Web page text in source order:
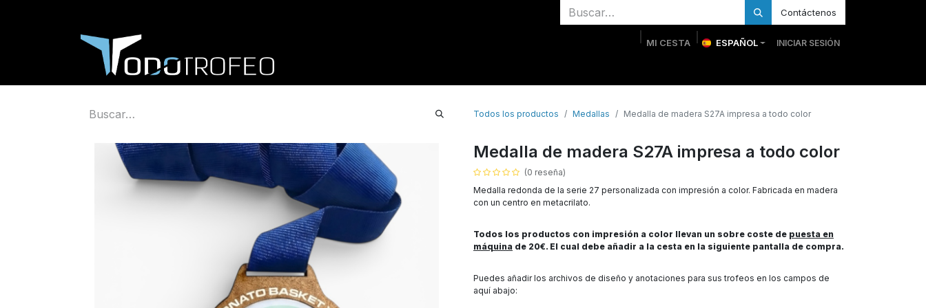
Contáctenos
MI CESTA ESPAÑOL INICIAR SESIÓN
Todos los productos Medallas Medalla de madera S27A impresa a todo color
Medalla de madera S27A impresa a todo color
(0 reseña)
Medalla redonda de la serie 27 personalizada con impresión a color. Fabricada en madera
con un centro en metacrilato.
Todos los productos con impresión a color llevan un sobre coste de puesta en
máquina de 20€. El cual debe añadir a la cesta en la siguiente pantalla de compra.
Puedes añadir los archivos de diseño y anotaciones para sus trofeos en los campos de
aquí abajo: